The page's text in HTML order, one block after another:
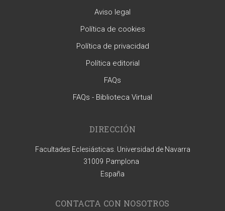
Aviso legal
Política de cookies
Política de privacidad
Política editorial
FAQs
FAQs - Biblioteca Virtual
DIRECCIÓN
Facultades Eclesiásticas. Universidad de Navarra
31009 Pamplona
España
CONTACTA CON NOSOTROS